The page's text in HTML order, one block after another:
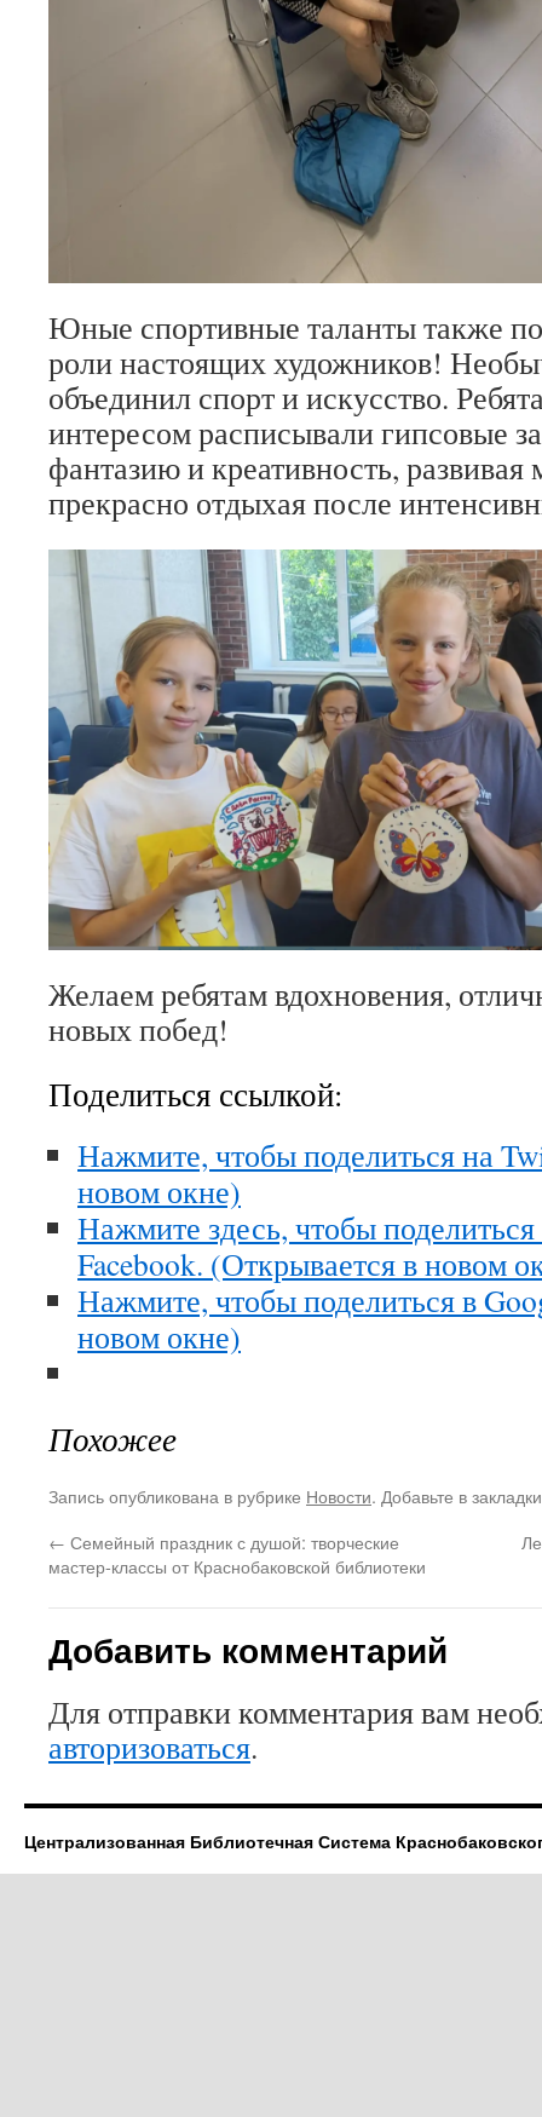
Юные спортивные таланты также
роли настоящих художников!
объединил спорт и искусство.
интересом расписывали гипсовые
фантазию и креативность,
прекрасно отдыхая после
Желаем ребятам вдохновения,
новых побед!
Поделиться ссылкой:
Нажмите, чтобы поделиться на
новом окне)
Нажмите здесь, чтобы
Facebook. (Открывается в новом
Нажмите, чтобы поделиться в
новом окне)
Похожее
Запись опубликована в рубрике Новости. Добавьте в
← Семейный праздник с душой: творческие
мастер-классы от Краснобаковской библиотеки
Добавить комментарий
Для отправки комментария вам
авторизоваться.
Централизованная Библиотечная Система